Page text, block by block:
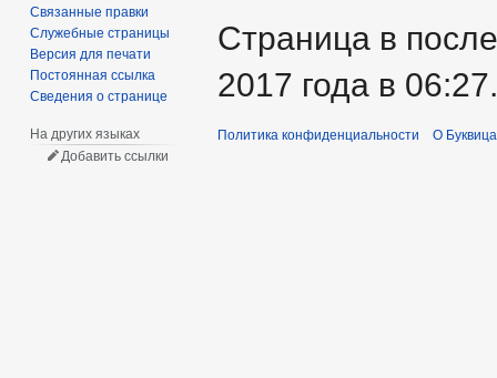
Связанные правки
Служебные страницы
Версия для печати
Постоянная ссылка
Сведения о странице
На других языках
Добавить ссылки
Страница в
2017 года в 06:27.
Политика конфиденциальности О Буквица